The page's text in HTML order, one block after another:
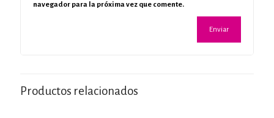
navegador para la próxima vez que comente.
Productos relacionados